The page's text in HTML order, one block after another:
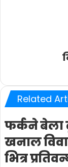
Related
फर्कने बेला
खनाल
भित्र